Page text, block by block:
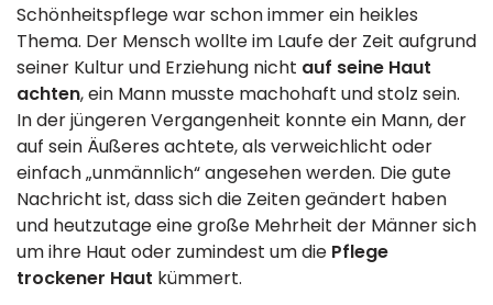
Schönheitspflege war schon immer ein heikles
Thema. Der Mensch wollte im Laufe der Zeit aufgrund
seiner Kultur und Erziehung nicht auf seine Haut
achten, ein Mann musste machohaft und stolz sein.
In der jüngeren Vergangenheit konnte ein Mann, der
auf sein Äußeres achtete, als verweichlicht oder
einfach „unmännlich“ angesehen werden. Die gute
Nachricht ist, dass sich die Zeiten geändert haben
und heutzutage eine große Mehrheit der Männer sich
um ihre Haut oder zumindest um die Pflege
trockener Haut kümmert.